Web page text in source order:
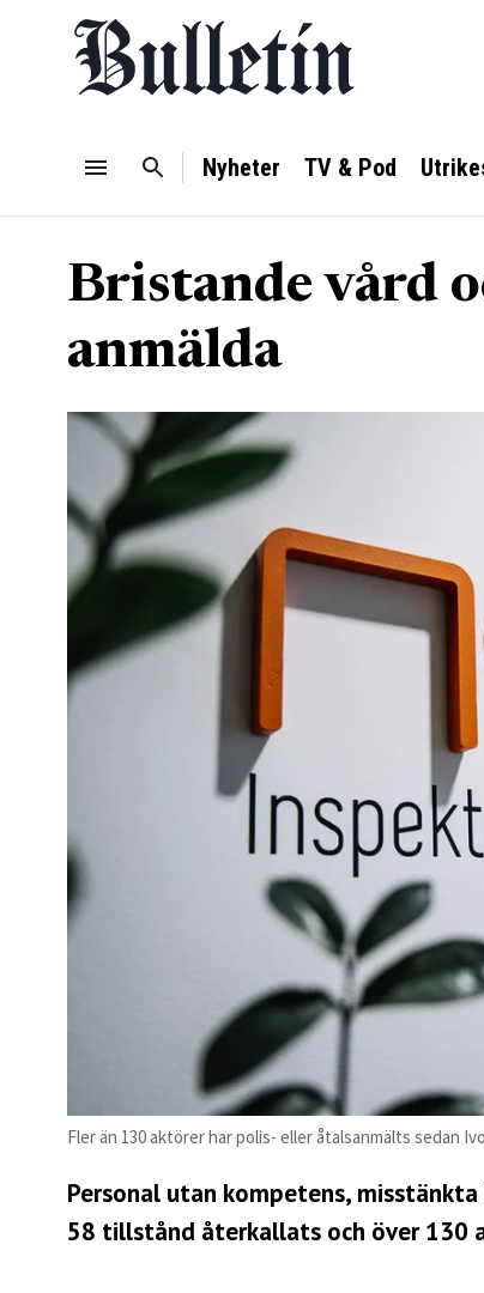
Nyheter TV & Pod
Bristande vård
anmälda
Fler än 130 aktörer har polis- eller åtalsanmälts sedan
Personal utan kompetens,
58 tillstånd återkallats och över 130